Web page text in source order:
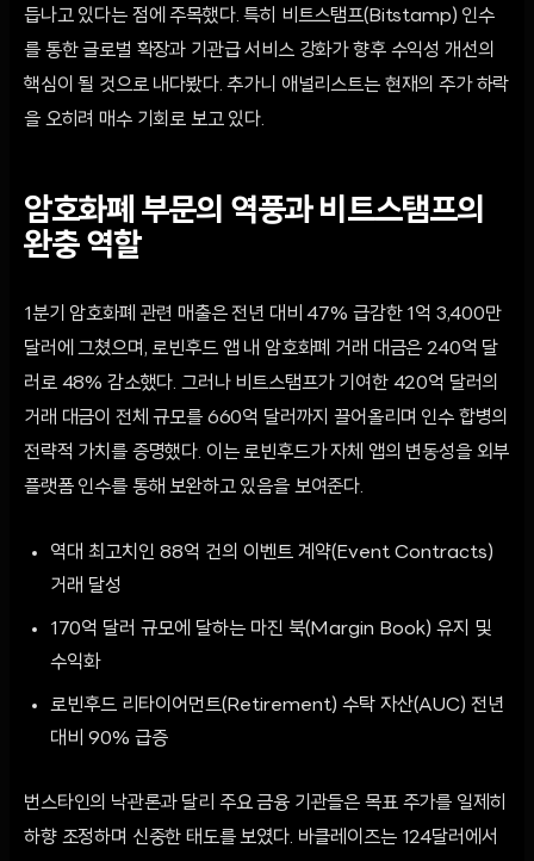
듭나고 있다는 점에 주목했다. 특히 비트스탬프(Bitstamp) 인수
를 통한 글로벌 확장과 기관급 서비스 강화가 향후 수익성 개선의
핵심이 될 것으로 내다봤다. 추가니 애널리스트는 현재의 주가 하락
을 오히려 매수 기회로 보고 있다.
암호화폐 부문의 역풍과 비트스탬프의
완충 역할
1분기 암호화폐 관련 매출은 전년 대비 47% 급감한 1억 3,400만
달러에 그쳤으며, 로빈후드 앱 내 암호화폐 거래 대금은 240억 달
러로 48% 감소했다. 그러나 비트스탬프가 기여한 420억 달러의
거래 대금이 전체 규모를 660억 달러까지 끌어올리며 인수 합병의
전략적 가치를 증명했다. 이는 로빈후드가 자체 앱의 변동성을 외부
플랫폼 인수를 통해 보완하고 있음을 보여준다.
역대 최고치인 88억 건의 이벤트 계약(Event Contracts)
거래 달성
170억 달러 규모에 달하는 마진 북(Margin Book) 유지 및
수익화
로빈후드 리타이어먼트(Retirement) 수탁 자산(AUC) 전년
대비 90% 급증
번스타인의 낙관론과 달리 주요 금융 기관들은 목표 주가를 일제히
하향 조정하며 신중한 태도를 보였다. 바클레이즈는 124달러에서